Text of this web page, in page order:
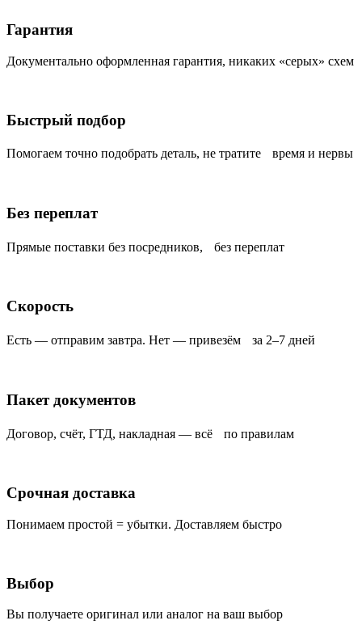
Гарантия
Документально оформленная гарантия, никаких «серых» схем
Быстрый подбор
Помогаем точно подобрать деталь, не тратите время и нервы
Без переплат
Прямые поставки без посредников, без переплат
Скорость
Есть — отправим завтра. Нет — привезём за 2–7 дней
Пакет документов
Договор, счёт, ГТД, накладная — всё по правилам
Срочная доставка
Понимаем простой = убытки. Доставляем быстро
Выбор
Вы получаете оригинал или аналог на ваш выбор